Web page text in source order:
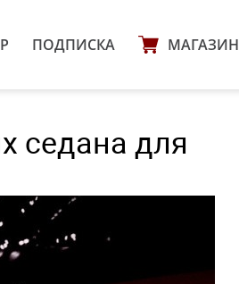
ПОДПИСКА МАГАЗИН
седана для